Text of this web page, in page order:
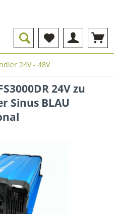
24V - 48V
24V zu
Sinus BLAU